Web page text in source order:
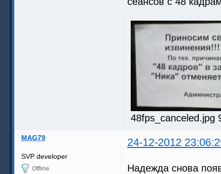
48fps_canceled.jpg
MAG79 24-12-2012
SVP developer
Offline
Надежда снова